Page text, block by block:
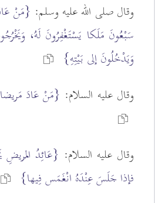
وقال صلى الله عليه وسلم: {مَنْ
سَبْعُونَ مَلَكا يَسْتَغْفِرُونَ لَهُ،
وَيَدْخُلُونَ إلى بَيْتِهِ}
وقال عليه السلام: {مَنْ عَادَ
وقال عليه السلام: {عَائِدُ المَريضِ
فإذا جَلَسَ عِنْدَهُ انْغَمَس فِيها}